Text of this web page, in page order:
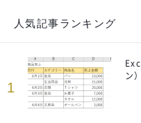
人気記事ランキング
1
ン